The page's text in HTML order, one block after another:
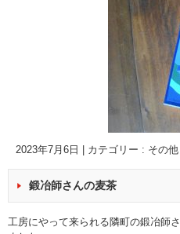
2023年7月6日 | カテゴリー : その他
鍛冶師さんの麦茶
工房にやって来られる隣町の鍛冶師